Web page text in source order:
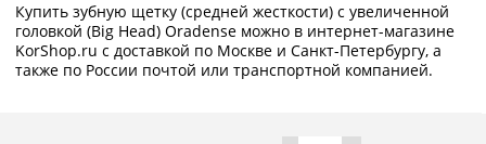
Купить зубную щетку (средней жесткости) с увеличенной
головкой (Big Head) Oradense можно в интернет-магазине
KorShop.ru с доставкой по Москве и Санкт-Петербургу, а
также по России почтой или транспортной компанией.